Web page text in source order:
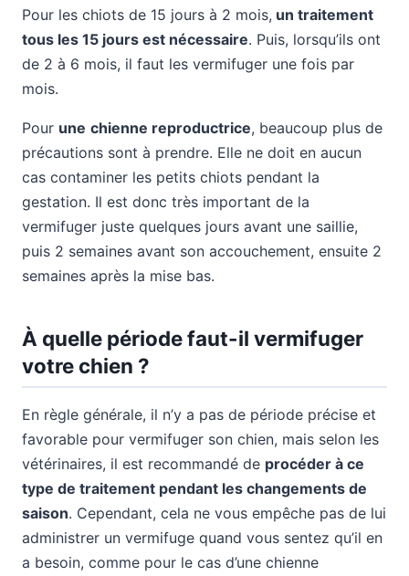
Pour les chiots de 15 jours à 2 mois, un traitement
tous les 15 jours est nécessaire. Puis, lorsqu’ils ont
de 2 à 6 mois, il faut les vermifuger une fois par
mois.
Pour une chienne reproductrice, beaucoup plus de
précautions sont à prendre. Elle ne doit en aucun
cas contaminer les petits chiots pendant la
gestation. Il est donc très important de la
vermifuger juste quelques jours avant une saillie,
puis 2 semaines avant son accouchement, ensuite 2
semaines après la mise bas.
À quelle période faut-il vermifuger
votre chien ?
En règle générale, il n’y a pas de période précise et
favorable pour vermifuger son chien, mais selon les
vétérinaires, il est recommandé de procéder à ce
type de traitement pendant les changements de
saison. Cependant, cela ne vous empêche pas de lui
administrer un vermifuge quand vous sentez qu’il en
a besoin, comme pour le cas d’une chienne